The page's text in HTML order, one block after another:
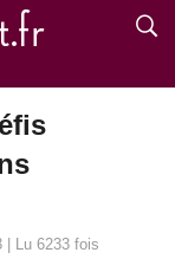
| Lu 6233 fois